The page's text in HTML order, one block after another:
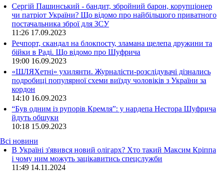
Сергій Пашинський - бандит, збройний барон, корупціонер
чи патріот України? Що відомо про найбільшого приватного
постачальника зброї для ЗСУ
11:26 17.09.2023
Речпорт, скандал на блокпосту, зламана щелепа дружини та
бійки в Раді. Що відомо про Шуфрича
19:00 16.09.2023
«ШЛЯХетні» ухилянти. Журналісти-розслідувачі дізнались
подробиці популярної схеми виїзду чоловіків з України за
кордон
14:10 16.09.2023
“Був одним із рупорів Кремля”: у нардепа Нестора Шуфрича
йдуть обшуки
10:18 15.09.2023
Всі новини
В Україні з'явився новий олігарх? Хто такий Максим Кріппа
і чому ним можуть зацікавитись спецслужби
11:49 14.11.2024